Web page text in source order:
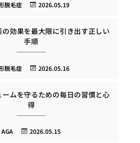
2026.05.19
脱毛症
効果を最大限に引き出す正しい
手順
2026.05.16
脱毛症
ムを守るための毎日の習慣と心
得
2026.05.15
AGA